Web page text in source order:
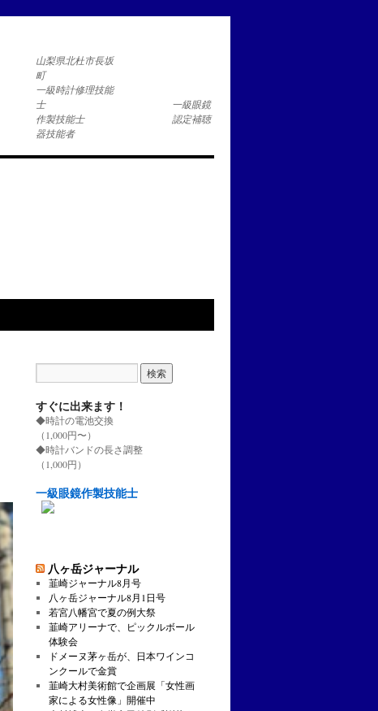
山梨県北杜市長坂
一級時計修理技能
士 一級眼鏡
作製技能士 認定補聴
器技能者
すぐに出来ます！
◆時計の電池交換
（1,000円〜）
◆時計バンドの長さ調整
（1,000円）
一級眼鏡作製技能士
八ヶ岳ジャーナル
韮崎ジャーナル8月号
八ヶ岳ジャーナル8月1日号
若宮八幡宮で夏の例大祭
韮崎アリーナで、ピックルボール
体験会
ドメーヌ茅ヶ岳が、日本ワインコ
ンクールで金賞
韮崎大村美術館で企画展「女性画
家による女性像」開催中